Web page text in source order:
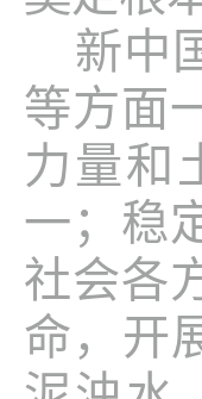
新中
等方面
力量和
一；稳
社会各
命，开